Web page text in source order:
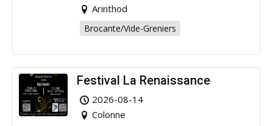
Arinthod
Brocante/Vide-Greniers
Festival La Renaissance
2026-08-14
Colonne